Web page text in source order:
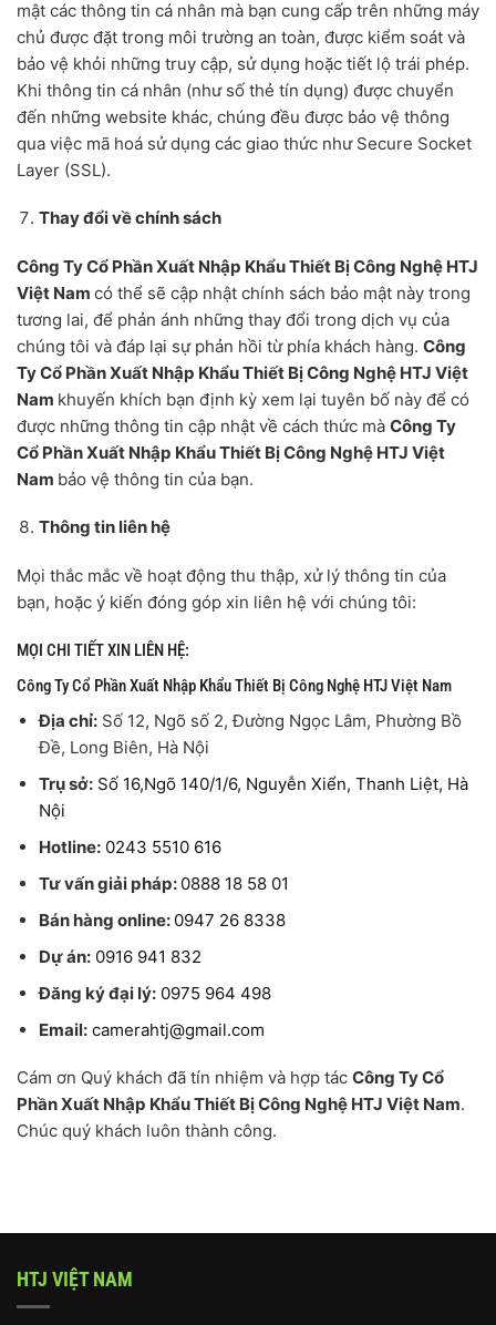
mật các thông tin cá nhân mà bạn cung cấp trên những máy
chủ được đặt trong môi trường an toàn, được kiểm soát và
bảo vệ khỏi những truy cập, sử dụng hoặc tiết lộ trái phép.
Khi thông tin cá nhân (như số thẻ tín dụng) được chuyển
đến những website khác, chúng đều được bảo vệ thông
qua việc mã hoá sử dụng các giao thức như Secure Socket
Layer (SSL).
Thay đổi về chính sách
Công Ty Cổ Phần Xuất Nhập Khẩu Thiết Bị Công Nghệ HTJ
Việt Nam có thể sẽ cập nhật chính sách bảo mật này trong
tương lai, để phản ánh những thay đổi trong dịch vụ của
chúng tôi và đáp lại sự phản hồi từ phía khách hàng. Công
Ty Cổ Phần Xuất Nhập Khẩu Thiết Bị Công Nghệ HTJ Việt
Nam khuyến khích bạn định kỳ xem lại tuyên bố này để có
được những thông tin cập nhật về cách thức mà Công Ty
Cổ Phần Xuất Nhập Khẩu Thiết Bị Công Nghệ HTJ Việt
Nam bảo vệ thông tin của bạn.
Thông tin liên hệ
Mọi thắc mắc về hoạt động thu thập, xử lý thông tin của
bạn, hoặc ý kiến đóng góp xin liên hệ với chúng tôi:
MỌI CHI TIẾT XIN LIÊN HỆ:
Công Ty Cổ Phần Xuất Nhập Khẩu Thiết Bị Công Nghệ HTJ Việt Nam
Địa chỉ:Số 12, Ngõ số 2, Đường Ngọc Lâm, Phường Bồ
Đề, Long Biên, Hà Nội
Trụ sở: Số 16,Ngõ 140/1/6, Nguyễn Xiển, Thanh Liệt, Hà
Nội
Hotline: 0243 5510 616
Tư vấn giải pháp: 0888 18 58 01
Bán hàng online: 0947 26 8338
Dự án: 0916 941 832
Đăng ký đại lý: 0975 964 498
Email: camerahtj@gmail.com
Cám ơn Quý khách đã tín nhiệm và hợp tác Công Ty Cổ
Phần Xuất Nhập Khẩu Thiết Bị Công Nghệ HTJ Việt Nam.
Chúc quý khách luôn thành công.
HTJ VIỆT NAM